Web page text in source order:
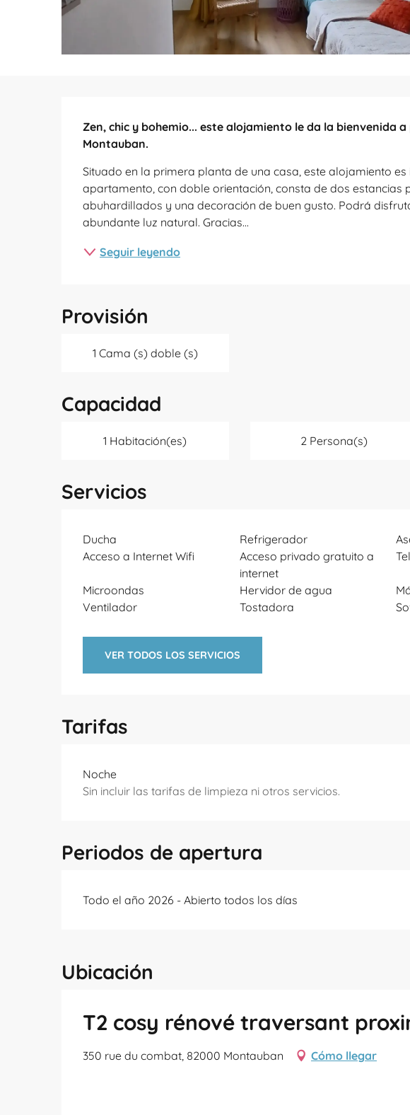
Zen, chic y bohemio... este alojamiento le da la bienvenida
Montauban.
Situado en la primera planta de una casa, este alojamiento
apartamento, con doble orientación, consta de dos estancias
abuhardillados y una decoración de buen gusto. Podrá
abundante luz natural. Gracias...
Seguir leyendo
Provisión
1 Cama (s) doble (s)
Capacidad
1 Habitación(es) 2 Persona(s)
Servicios
Ducha Refrigerador
Acceso a Internet Wifi
Acceso privado gratuito a
internet
Microondas Hervidor de agua
Ventilador
Tostadora
VER TODOS LOS SERVICIOS
Tarifas
Tarifas 2026
Noche
Sin incluir las tarifas de limpieza ni otros servicios.
Periodos de apertura
Todo el año 2026 - Abierto todos los días
Ubicación
T2 cosy rénové traversant
350 rue du combat, 82000 Montauban Cómo llegar